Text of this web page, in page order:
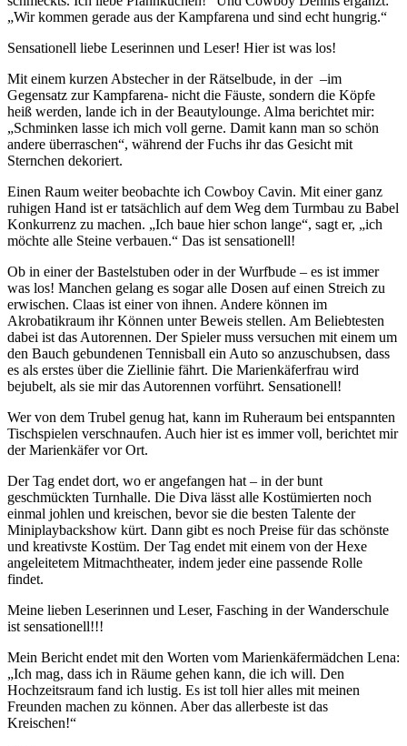
„Wir kommen gerade aus der Kampfarena und sind echt hungrig.“
Sensationell liebe Leserinnen und Leser! Hier ist was los!
Mit einem kurzen Abstecher in der Rätselbude, in der –im
Gegensatz zur Kampfarena- nicht die Fäuste, sondern die Köpfe
heiß werden, lande ich in der Beautylounge. Alma berichtet mir:
„Schminken lasse ich mich voll gerne. Damit kann man so schön
andere überraschen“, während der Fuchs ihr das Gesicht mit
Sternchen dekoriert.
Einen Raum weiter beobachte ich Cowboy Cavin. Mit einer ganz
ruhigen Hand ist er tatsächlich auf dem Weg dem Turmbau zu Babel
Konkurrenz zu machen. „Ich baue hier schon lange“, sagt er, „ich
möchte alle Steine verbauen.“ Das ist sensationell!
Ob in einer der Bastelstuben oder in der Wurfbude – es ist immer
was los! Manchen gelang es sogar alle Dosen auf einen Streich zu
erwischen. Claas ist einer von ihnen. Andere können im
Akrobatikraum ihr Können unter Beweis stellen. Am Beliebtesten
dabei ist das Autorennen. Der Spieler muss versuchen mit einem um
den Bauch gebundenen Tennisball ein Auto so anzuschubsen, dass
es als erstes über die Ziellinie fährt. Die Marienkäferfrau wird
bejubelt, als sie mir das Autorennen vorführt. Sensationell!
Wer von dem Trubel genug hat, kann im Ruheraum bei entspannten
Tischspielen verschnaufen. Auch hier ist es immer voll, berichtet mir
der Marienkäfer vor Ort.
Der Tag endet dort, wo er angefangen hat – in der bunt
geschmückten Turnhalle. Die Diva lässt alle Kostümierten noch
einmal johlen und kreischen, bevor sie die besten Talente der
Miniplaybackshow kürt. Dann gibt es noch Preise für das schönste
und kreativste Kostüm. Der Tag endet mit einem von der Hexe
angeleitetem Mitmachtheater, indem jeder eine passende Rolle
findet.
Meine lieben Leserinnen und Leser, Fasching in der Wanderschule
ist sensationell!!!
Mein Bericht endet mit den Worten vom Marienkäfermädchen Lena:
„Ich mag, dass ich in Räume gehen kann, die ich will. Den
Hochzeitsraum fand ich lustig. Es ist toll hier alles mit meinen
Freunden machen zu können. Aber das allerbeste ist das
Kreischen!“